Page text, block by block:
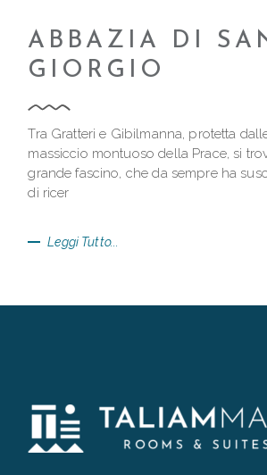
ABBAZIA DI
GIORGIO
Tra Gratteri e Gibilmanna, protetta
massiccio montuoso della Prace, si
grande fascino, che da sempre ha
di ricer
Leggi Tutto...